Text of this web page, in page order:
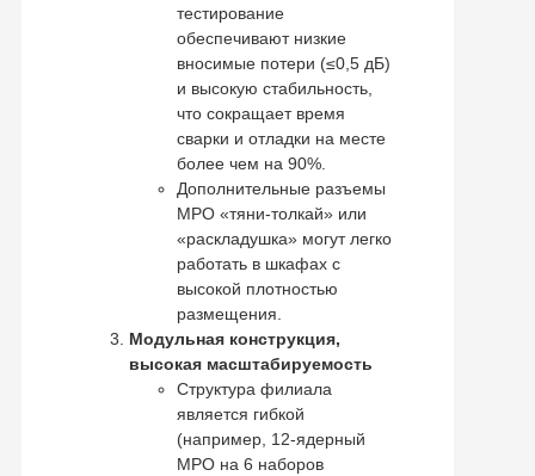
тестирование
обеспечивают низкие
вносимые потери (≤0,5 дБ)
и высокую стабильность,
что сокращает время
сварки и отладки на месте
более чем на 90%.
Дополнительные разъемы
MPO «тяни-толкай» или
«раскладушка» могут легко
работать в шкафах с
высокой плотностью
размещения.
Модульная конструкция,
высокая масштабируемость
Структура филиала
является гибкой
(например, 12-ядерный
MPO на 6 наборов